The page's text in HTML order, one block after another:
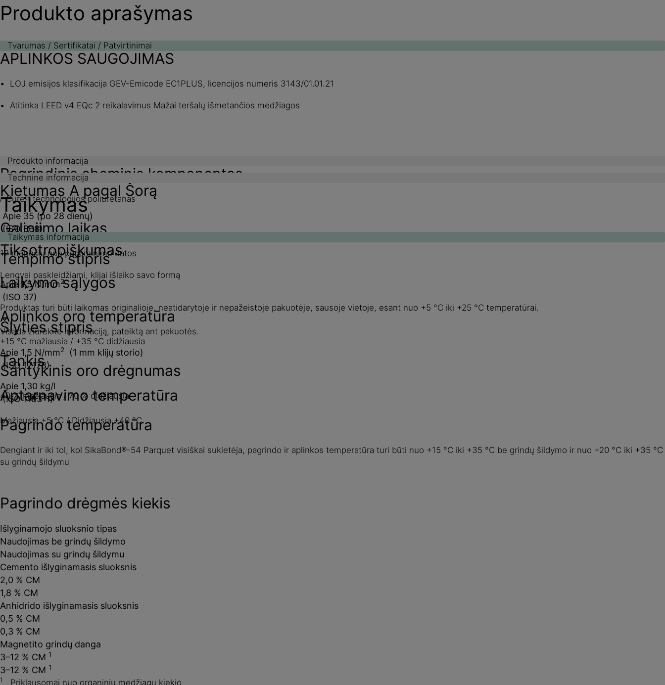
Produkto aprašymas
Tvarumas / Sertifikatai / Patvirtinimai
APLINKOS SAUGOJIMAS
LOJ emisijos klasifikacija GEV-Emicode EC1PLUS, licencijos numeris 3143/01.01.21
Atitinka LEED v4 EQc 2 reikalavimus Mažai teršalų išmetančios medžiagos
Produkto informacija
Pagrindinis cheminis komponentas
i-Cure® technologijos poliuretanas
Galiojimo laikas
12 mėnesių nuo pagaminimo datos
Laikymo sąlygos
Produktas turi būti laikomas originalioje, neatidarytoje ir nepažeistoje pakuotėje, sausoje vietoje, esant nuo +5 °C iki +25 °C temperatūrai.
Visada žiūrėkite informaciją, pateiktą ant pakuotės.
Tankis
Apie 1,30 kg/l
(ISO 1183-1)
Technine informacija
Kietumas A pagal Šorą
Apie 35 (po 28 dienų)
(ISO 868)
Tempimo stipris
Apie 1,5 N/mm2
(ISO 37)
Šlyties stipris
Apie 1,5 N/mm2
(1 mm klijų storio)
(ISO 17178)
Aptarnavimo temperatūra
Mažiausia +5 °C / Didžiausia +40 °C
Taikymas
Taikymas informacija
Tiksotropiškumas
Lengvai paskleidžiami, klijai išlaiko savo formą
Aplinkos oro temperatūra
+15 °C mažiausia / +35 °C didžiausia
Santykinis oro drėgnumas
40 % mažiausia / 70 % didžiausia
Pagrindo temperatūra
Dengiant ir iki tol, kol SikaBond®-54 Parquet visiškai sukietėja, pagrindo ir aplinkos temperatūra turi būti nuo +15 °C iki +35 °C be grindų šildymo ir nuo +20 °C iki +35 °C
su grindų šildymu
Pagrindo drėgmės kiekis
Išlyginamojo sluoksnio tipas
Naudojimas be grindų šildymo
Naudojimas su grindų šildymu
Cemento išlyginamasis sluoksnis
2,0 % CM
1,8 % CM
Anhidrido išlyginamasis sluoksnis
0,5 % CM
0,3 % CM
Magnetito grindų danga
3–12 % CM 1
3–12 % CM 1
1 Priklausomai nuo organinių medžiagų kiekio